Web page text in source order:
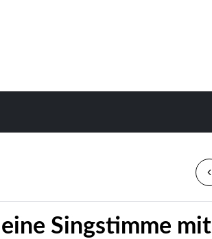
eine Singstimme mit